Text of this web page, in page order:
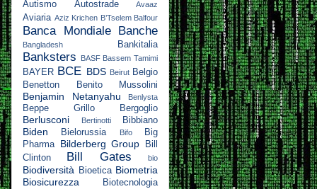
Autismo
Autostrade Avaaz
Aviaria Aziz Krichen B’Tselem Balfour
Banca Mondiale Banche
Bangladesh Bankitalia
Banksters BASF Bassem Tamimi
BAYER BCE BDS Beirut Belgio
Benetton
Benito Mussolini
Benjamin Netanyahu Benlysta
Beppe Grillo Bergoglio
Berlusconi Bertinotti Bibbiano
Biden Bielorussia Bifo
Big
Pharma
Bilderberg Group
Bill
Clinton
Bill Gates bio
Biodiversità Bioetica Biometria
Biosicurezza
Biotecnologia